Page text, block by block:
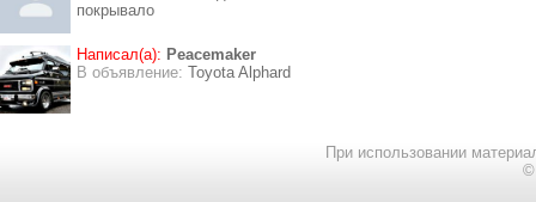
покрывало
Написал(а): Peacemaker
В объявление: Toyota Alphard
При использовании